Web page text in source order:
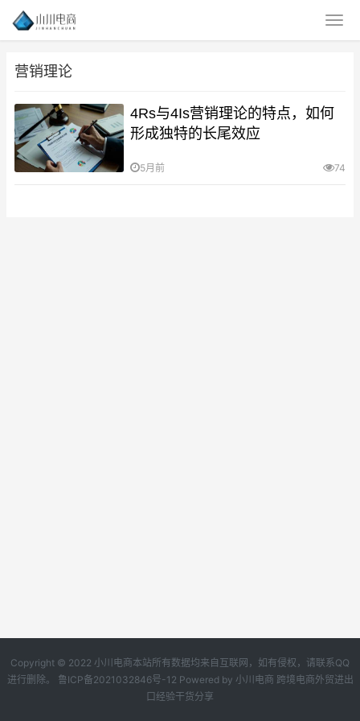
营销理论
4Rs与4Is营销理论的特点，如何
形成独特的长尾效应
5月前 74
Copyright © 2022 小川电商本站所有数据均来自互联网，如有侵权，请联系QQ
进行删除。 鲁ICP备2021032846号-12 Powered by 小川电商 跨境电商外贸进出
口经验干货分享